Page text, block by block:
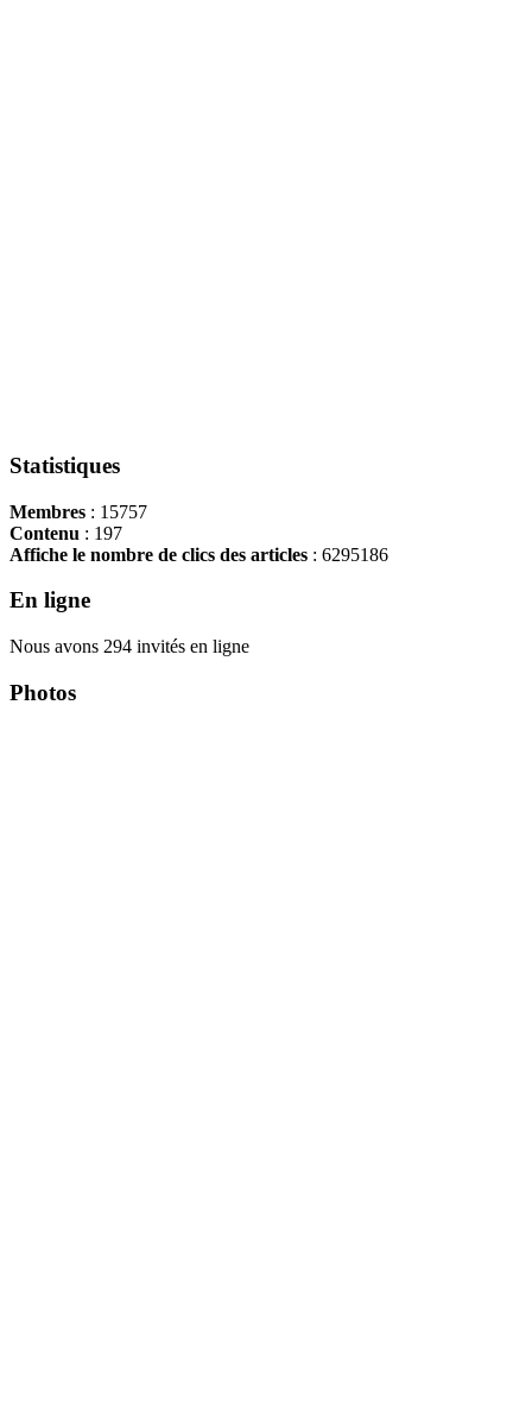
Statistiques
Membres : 15757
Contenu : 197
Affiche le nombre de clics des articles : 6295186
En ligne
Nous avons 294 invités en ligne
Photos